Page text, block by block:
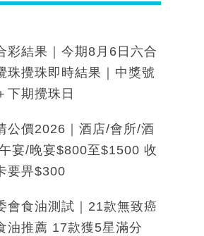
彩結果｜今期8月6日六合
珠攪珠即時結果｜中獎號
下期攪珠日
公價2026｜酒店/會所/酒
宴/晚宴$800至$1500 收
要畀$300
會食油測試｜21款無致癌
油推薦 17款獲5星滿分